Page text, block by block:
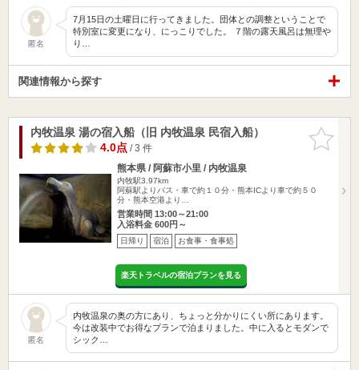
匿名
7月15日の土曜日に行ってきました。団体との調整ということで
特別室に変更になり、にっこりでした。 ７階の露天風呂は無理や
り…
関連情報から探す
お気に入
りに追加
内牧温泉 湯の宿入船（旧 内牧温泉 民宿入船）
4.0点/ 3 件
熊本県 / 阿蘇市小里 / 内牧温泉
内牧駅3.97km
阿蘇駅よりバス・車で約１０分・熊本ICより車で約５０
分・熊本空港より…
営業時間 13:00～21:00
入浴料金 600円～
日帰り 宿泊 お食事・食事処
楽天トラベルの宿泊プランを見る
匿名
内牧温泉の奥の方にあり、ちょっと分かりにくい所にあります。
今は改装中でお得なプランで泊まりました。中に入るとモダンで
シック…